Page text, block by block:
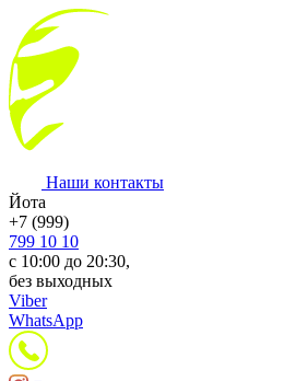
Наши контакты
Йота
+7 (999)
799 10 10
с 10:00 до 20:30,
без выходных
Viber
WhatsApp